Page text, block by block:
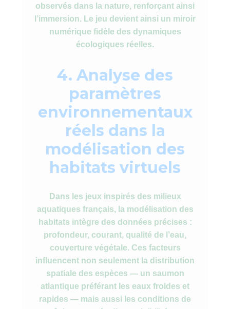
observés dans la nature, renforçant ainsi
l’immersion. Le jeu devient ainsi un miroir
numérique fidèle des dynamiques
écologiques réelles.
4. Analyse des
paramètres
environnementaux
réels dans la
modélisation des
habitats virtuels
Dans les jeux inspirés des milieux
aquatiques français, la modélisation des
habitats intègre des données précises :
profondeur, courant, qualité de l’eau,
couverture végétale. Ces facteurs
influencent non seulement la distribution
spatiale des espèces — un saumon
atlantique préférant les eaux froides et
rapides — mais aussi les conditions de